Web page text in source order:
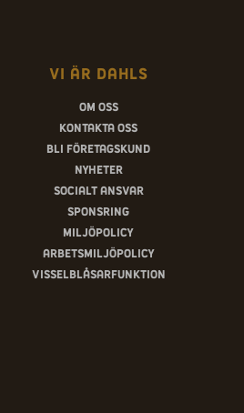
Vi är Dahls
Om oss
Kontakta oss
Bli företagskund
Nyheter
Socialt ansvar
Sponsring
Miljöpolicy
Arbetsmiljöpolicy
Visselblåsarfunktion